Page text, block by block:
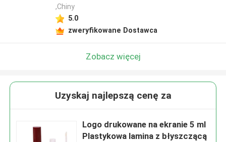
,Chiny
5.0
zweryfikowane Dostawca
Zobacz więcej
Uzyskaj najlepszą cenę za
Logo drukowane na ekranie 5 ml
Plastykowa lamina z błyszczącą